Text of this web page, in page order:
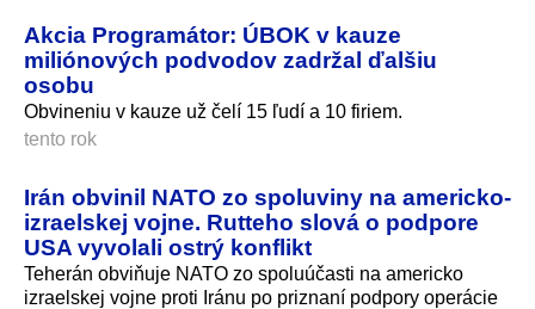
Akcia Programátor: ÚBOK v kauze
miliónových podvodov zadržal ďalšiu
osobu
Obvineniu v kauze už čelí 15 ľudí a 10 firiem.
tento rok
Irán obvinil NATO zo spoluviny na americko-
izraelskej vojne. Rutteho slová o podpore
USA vyvolali ostrý konflikt
Teherán obviňuje NATO zo spoluúčasti na americko
izraelskej vojne proti Iránu po priznaní podpory operácie